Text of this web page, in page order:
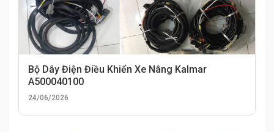
Bộ Dây Điện Điều Khiển Xe Nâng Kalmar
A500040100
24/06/2026